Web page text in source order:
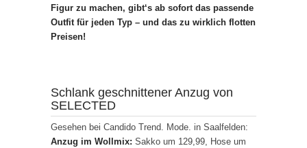
Figur zu machen, gibt‘s ab sofort das passende
Outfit für jeden Typ – und das zu wirklich flotten
Preisen!
Schlank geschnittener Anzug von
SELECTED
Gesehen bei Candido Trend. Mode. in Saalfelden:
Anzug im Wollmix: Sakko um 129,99, Hose um